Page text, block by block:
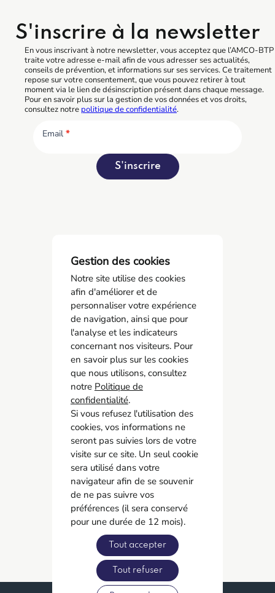
S'inscrire à la newsletter
En vous inscrivant à notre newsletter, vous acceptez que l’AMCO-BTP
traite votre adresse e-mail afin de vous adresser ses actualités,
conseils de prévention, et informations sur ses services. Ce traitement
repose sur votre consentement, que vous pouvez retirer à tout
moment via le lien de désinscription présent dans chaque message.
Pour en savoir plus sur la gestion de vos données et vos droits,
consultez notre politique de confidentialité.
Email *
S'inscrire
AMCO BTP
05 55 11 21 00
6 Allée Duke Ellington
87067 Limoges
Accès rapide
Contact
Recrutement
Adhérer
Réseaux sociaux
Gestion des cookies
Notre site utilise des cookies
afin d'améliorer et de
personnaliser votre expérience
de navigation, ainsi que pour
l'analyse et les indicateurs
concernant nos visiteurs. Pour
en savoir plus sur les cookies
que nous utilisons, consultez
notre Politique de
confidentialité.
Si vous refusez l'utilisation des
cookies, vos informations ne
seront pas suivies lors de votre
visite sur ce site. Un seul cookie
sera utilisé dans votre
navigateur afin de se souvenir
de ne pas suivre vos
préférences (il sera conservé
pour une durée de 12 mois).
Tout accepter
Tout refuser